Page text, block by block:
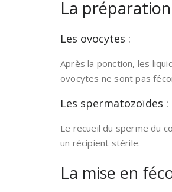
La
Les ovocytes :
Après la ponction, les
ovocytes ne sont pas
Les spermatozoïdes :
Le recueil du sperme du
un récipient stérile.
La mise en